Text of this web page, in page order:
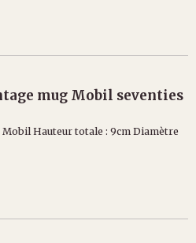
mug Mobil seventies
Hauteur totale : 9cm Diamètre